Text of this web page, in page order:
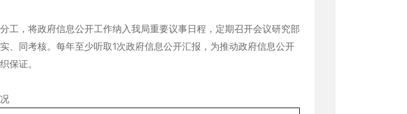
工，将政府信息公开工作纳入我局重要议事日程，定期召开会议研究部
、同考核。每年至少听取1次政府信息公开汇报，为推动政府信息公开
保证。